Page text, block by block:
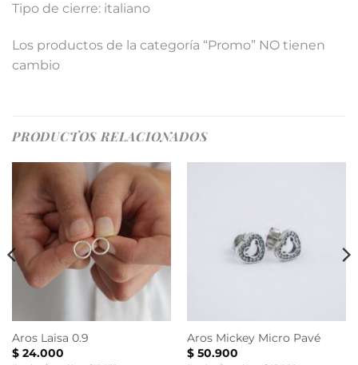
Tipo de cierre: italiano
Los productos de la categoría “Promo” NO tienen
cambio
PRODUCTOS RELACIONADOS
Aros Laisa 0.9
$24.000
Aros Mickey Micro Pavé
$50.900